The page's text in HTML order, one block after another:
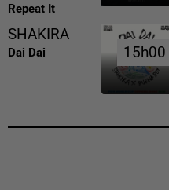
Repeat It
SHAKIRA
Dai Dai 15h00
15h00